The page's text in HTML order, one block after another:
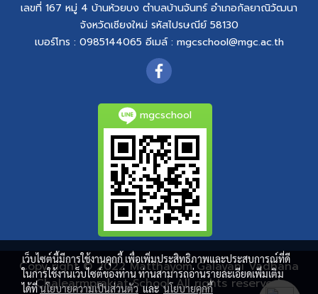
เลขที่ 167 หมู่ 4 บ้านห้วยบง ตำบลบ้านจันทร์อำเภอกัลยาณิวัฒนา
จังหวัดเชียงใหม่ รหัสไปรษณีย์ 58130
เบอร์โทร : 0985144065 อีเมล์ : mgcschool@mgc.ac.th
mgcschool
Copy right © 2022 Matthayom Galayani Vadhana
Chalearmprakiat School. All rights reserved.
เว็บไซต์นี้มีการใช้งานคุกกี้ เพื่อเพิ่มประสิทธิภาพและประสบการณ์ที่ดี
ในการใช้งานเว็บไซต์ของท่าน ท่านสามารถอ่านรายละเอียดเพิ่มเติม
ได้ที่นโยบายความเป็นส่วนตัวและนโยบายคุกกี้